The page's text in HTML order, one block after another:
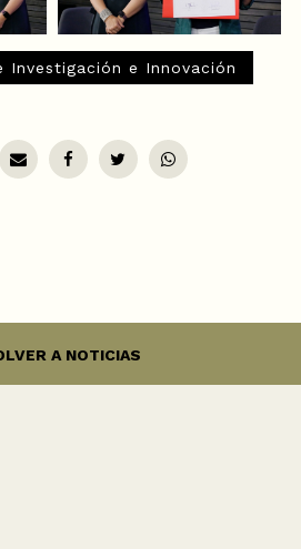
Investigación e Innovación
A NOTICIAS